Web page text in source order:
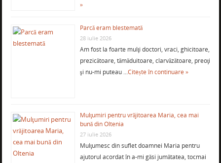
»
Parcă eram blestemată
28 iulie 2026
Am fost la foarte mulţi doctori, vraci, ghicitoare,
prezicătoare, tămăduitoare, clarvăzătoare, preoţi
şi nu-mi puteau …Citește în continuare »
Mulţumiri pentru vrăjitoarea Maria, cea mai
bună din Oltenia
27 iulie 2026
Mulţumesc din suflet doamnei Maria pentru
ajutorul acordat în a-mi găsi jumătatea, tocmai